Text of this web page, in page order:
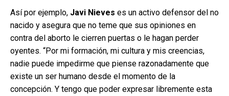
Así por ejemplo, Javi Nieves es un activo defensor del no
nacido y asegura que no teme que sus opiniones en
contra del aborto le cierren puertas o le hagan perder
oyentes. “Por mi formación, mi cultura y mis creencias,
nadie puede impedirme que piense razonadamente que
existe un ser humano desde el momento de la
concepción. Y tengo que poder expresar libremente esta